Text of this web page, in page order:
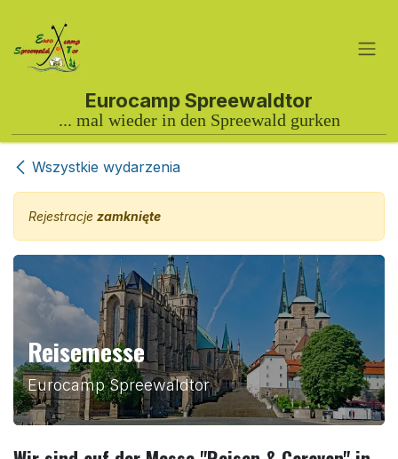
Wszystkie wydarzenia
Rejestracje zamknięte
Reisemesse
Eurocamp Spreewaldtor